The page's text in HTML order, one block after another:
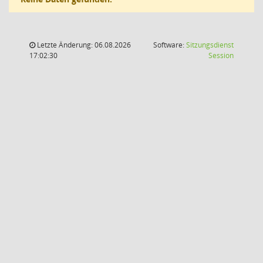
Letzte Änderung: 06.08.2026
17:02:30
Software:Sitzungsdienst
Session(Wird in